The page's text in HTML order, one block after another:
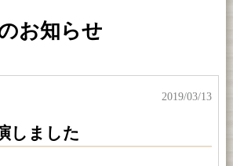
お知らせ
しました
2019/03/13